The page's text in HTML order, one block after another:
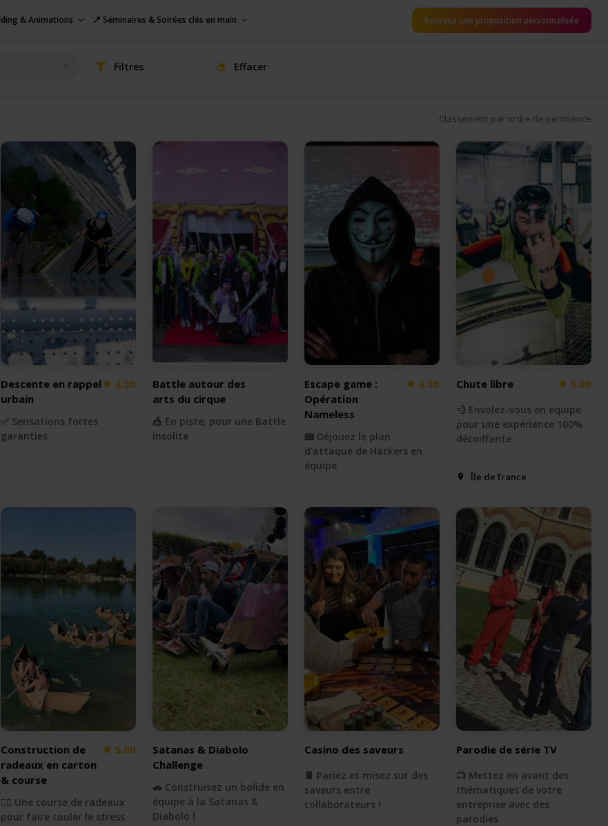
& Animations 📍 Séminaires & Soirées clés en main Recevez une proposition personnalisée
Filtres Effacer
Classement par ordre de pertinence
Descente en rappel
urbain
4.50
✅ Sensations fortes
garanties
Battle autour des
arts du cirque
🎪 En piste, pour une Battle
insolite
Escape game :
Opération
Nameless
4.50
📟 Déjouez le plan
d'attaque de Hackers en
équipe
Chute libre 5.00
💨 Envolez-vous en équipe
pour une expérience 100%
décoiffante
Île de france
Construction de
radeaux en carton
& course
5.00
🚣‍♀️ Une course de radeaux
pour faire couler le stress
Satanas & Diabolo
Challenge
🚗 Construisez un bolide en
équipe à la Satanas &
Diabolo !
Casino des saveurs
🍫 Pariez et misez sur des
saveurs entre
collaborateurs !
Parodie de série TV
📺 Mettez en avant des
thématiques de votre
entreprise avec des
parodies